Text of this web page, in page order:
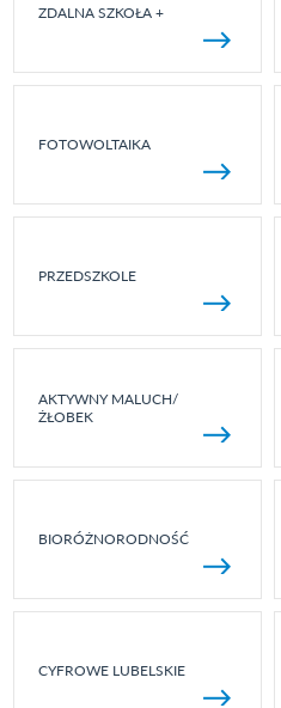
ZDALNA SZKOŁA +
FOTOWOLTAIKA
PRZEDSZKOLE
AKTYWNY MALUCH/
ŻŁOBEK
BIORÓŻNORODNOŚĆ
CYFROWE LUBELSKIE